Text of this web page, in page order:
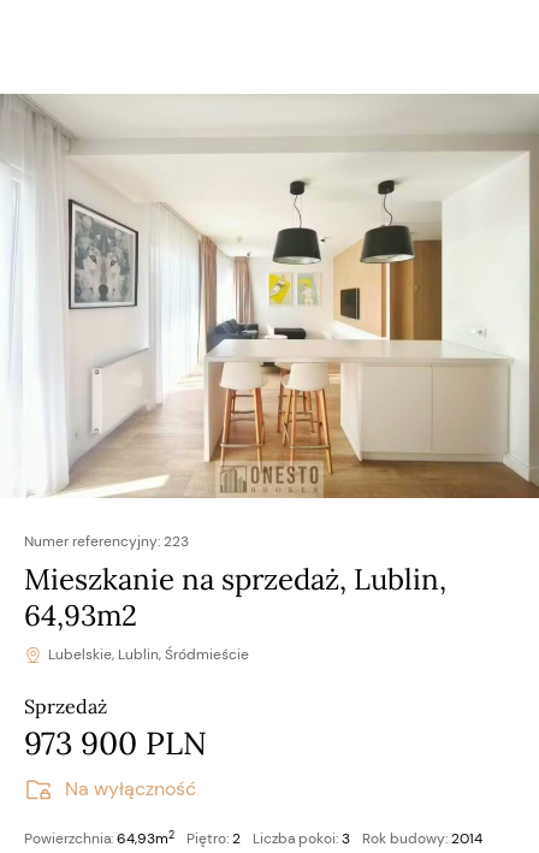
Na wyłączność
Numer referencyjny:223
Mieszkanie na sprzedaż, Lublin,
64,93m2
Lubelskie, Lublin, Śródmieście
Sprzedaż
973 900 PLN
Powierzchnia:64,93m2 Piętro:2 Liczba pokoi:3 Rok budowy:2014